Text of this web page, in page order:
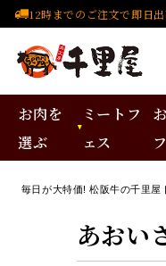
12時までのご注文で即日
お肉を
選ぶ
ミートフ
ェス
毎日が大特価! 松阪牛の千里屋
あおい